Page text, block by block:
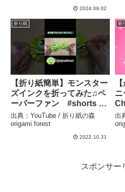
2024.09.02
折り紙
【折り紙簡単】モンスター
ズインクを折ってみた♫ペ
ーパーファン #shorts –
折り紙の森origami forest
出典：YouTube / 折り紙の森
origami forest
2022.10.31
折
ニ
あ
出
スポンサー